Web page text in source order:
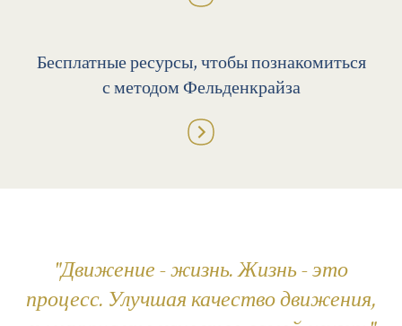
Бесплатные ресурсы, чтобы познакомиться
с методом Фельденкрайза
"Движение - жизнь. Жизнь - это
процесс. Улучшая качество движения,